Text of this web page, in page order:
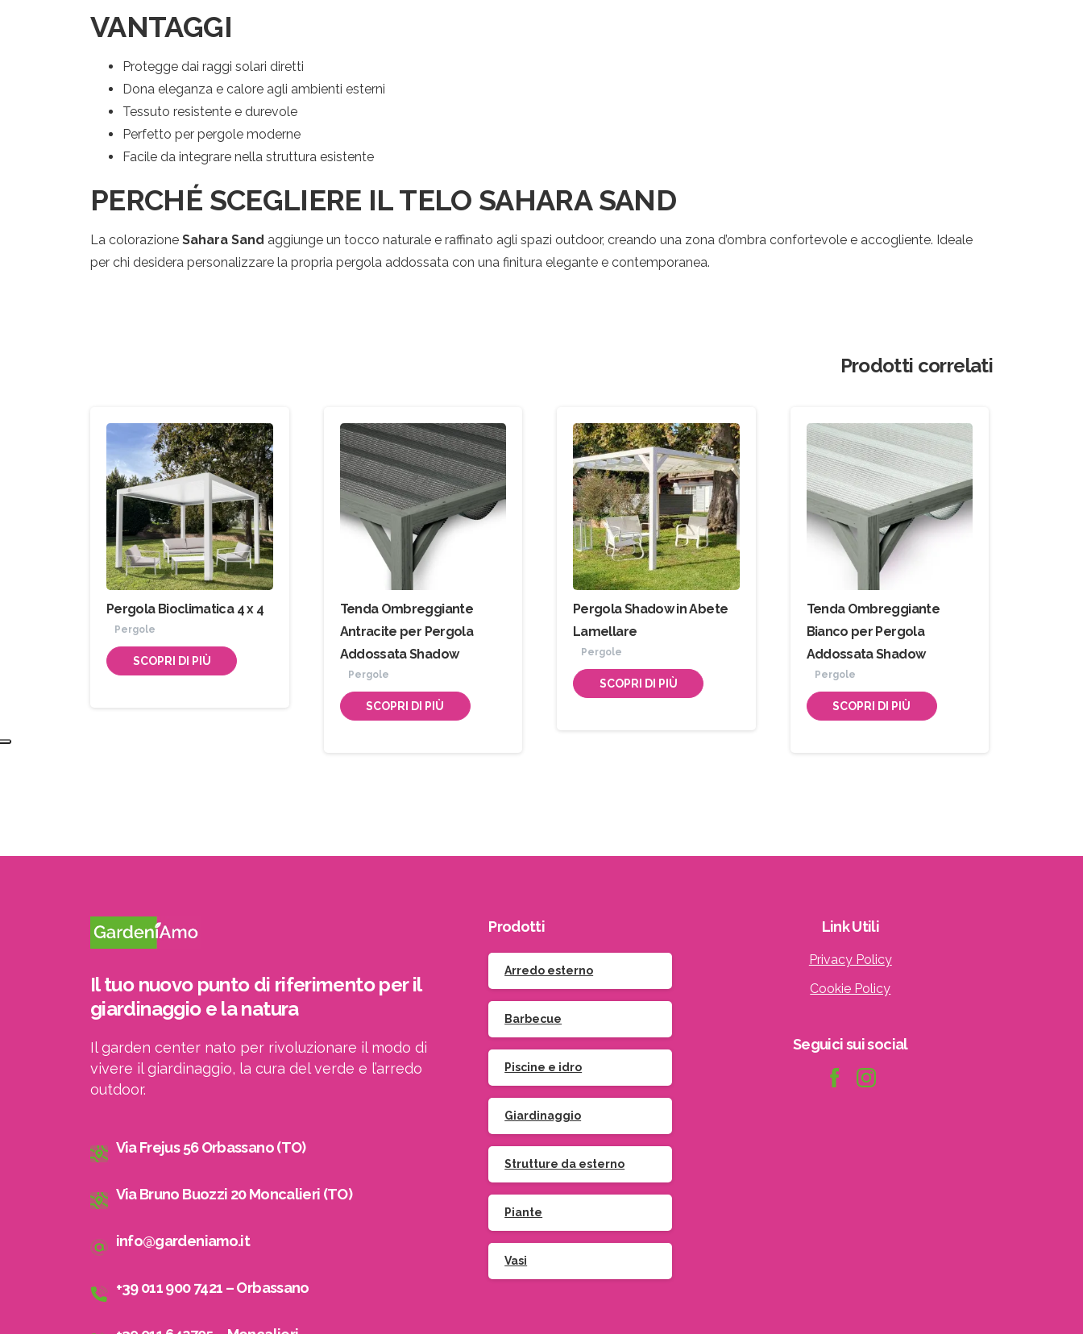
VANTAGGI
Protegge dai raggi solari diretti
Dona eleganza e calore agli ambienti esterni
Tessuto resistente e durevole
Perfetto per pergole moderne
Facile da integrare nella struttura esistente
PERCHÉ SCEGLIERE IL TELO SAHARA SAND
La colorazione Sahara Sand aggiunge un tocco naturale e raffinato agli spazi outdoor, creando una zona d’ombra confortevole e accogliente. Ideale
per chi desidera personalizzare la propria pergola addossata con una finitura elegante e contemporanea.
Prodotti correlati
Pergola Bioclimatica 4 x 4
Pergole
SCOPRI DI PIÙ
Tenda Ombreggiante
Antracite per Pergola
Addossata Shadow
Pergole
SCOPRI DI PIÙ
Pergola Shadow in Abete
Lamellare
Pergole
SCOPRI DI PIÙ
Tenda Ombreggiante
Bianco per Pergola
Addossata Shadow
Pergole
SCOPRI DI PIÙ
Il tuo nuovo punto di riferimento per il
giardinaggio e la natura
Il garden center nato per rivoluzionare il modo di
vivere il giardinaggio, la cura del verde e l’arredo
outdoor.
Via Frejus 56 Orbassano (TO)
Via Bruno Buozzi 20 Moncalieri (TO)
info@gardeniamo.it
+39 011 900 7421 – Orbassano
Prodotti
Arredo esterno
Barbecue
Piscine e idro
Giardinaggio
Strutture da esterno
Piante
Vasi
LinkUtili
Privacy Policy
Cookie Policy
Seguicisuisocial